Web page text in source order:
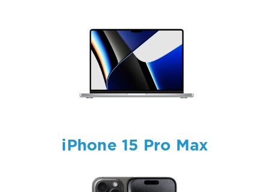
iPhone 15 Pro Max